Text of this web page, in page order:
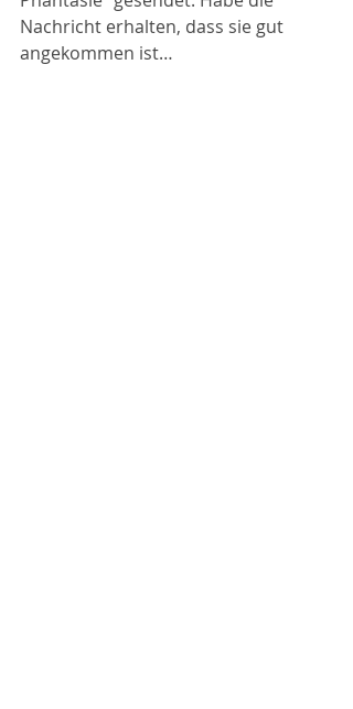
Nachricht erhalten, dass sie gut
angekommen ist…